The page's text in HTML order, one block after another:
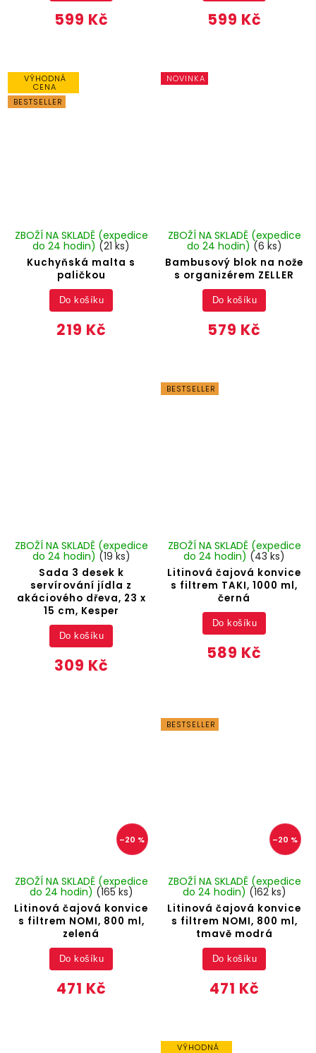
599 Kč 599 Kč
VÝHODNÁ
CENA
BESTSELLER
Kuchyňská malta s
paličkou
ZBOŽÍ NA SKLADĚ (expedice
do 24 hodin) (21 ks)
219 Kč
Do košíku
NOVINKA
Bambusový blok na nože
s organizérem ZELLER
ZBOŽÍ NA SKLADĚ (expedice
do 24 hodin) (6 ks)
579 Kč
Do košíku
Sada 3 desek k
servírování jídla z
akáciového dřeva, 23 x
15 cm, Kesper
ZBOŽÍ NA SKLADĚ (expedice
do 24 hodin) (19 ks)
309 Kč
Do košíku
BESTSELLER
Litinová čajová konvice
s filtrem TAKI, 1000 ml,
černá
ZBOŽÍ NA SKLADĚ (expedice
do 24 hodin) (43 ks)
589 Kč
Do košíku
–20 %
Litinová čajová konvice
s filtrem NOMI, 800 ml,
zelená
ZBOŽÍ NA SKLADĚ (expedice
do 24 hodin) (165 ks)
471 Kč
Do košíku
BESTSELLER
–20 %
Litinová čajová konvice
s filtrem NOMI, 800 ml,
tmavě modrá
ZBOŽÍ NA SKLADĚ (expedice
do 24 hodin) (162 ks)
471 Kč
Do košíku
VÝHODNÁ